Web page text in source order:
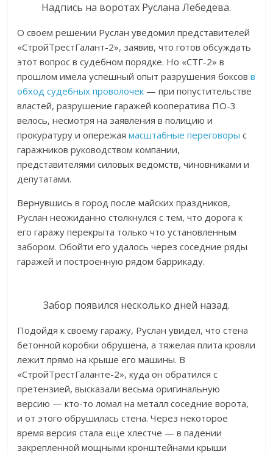
Надпись на воротах Руслана Лебедева.
О своем решении Руслан уведомил представителей
«СтройТрестГалант-2», заявив, что готов обсуждать
этот вопрос в судебном порядке. Но «СТГ-2» в
прошлом имела успешный опыт разрушения боксовв
обход судебных проволочек — при попустительстве
властей, разрушение гаражей кооператива ПО-3
велось, несмотря на заявления в полицию и
прокуратуру и опережая масштабные переговоры с
гаражников руководством компании,
представителями силовых ведомств, чиновниками и
депутатами.
Вернувшись в город после майских праздников,
Руслан неожиданно столкнулся с тем, что дорога к
его гаражу перекрыта только что установленным
забором. Обойти его удалось через соседние ряды
гаражей и построенную рядом баррикаду.
Забор появился несколько дней назад.
Подойдя к своему гаражу, Руслан увидел, что стена
бетонной коробки обрушена, а тяжелая плита кровли
лежит прямо на крыше его машины. В
«СтройТрестГаланте-2», куда он обратился с
претензией, высказали весьма оригинальную
версию — кто-то ломал на металл соседние ворота,
и от этого обрушилась стена. Через некоторое
время версия стала еще хлестче — в падении
закрепленной мощными кронштейнами крыши